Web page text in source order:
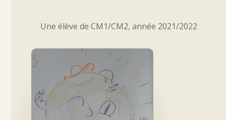
Une élève de CM1/CM2, année 2021/2022